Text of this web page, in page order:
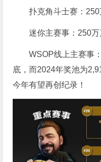
扑克角斗士赛：
迷你主赛事：250
WSOP线上主赛事
底，而2024年奖池为
今年有望再创纪录！